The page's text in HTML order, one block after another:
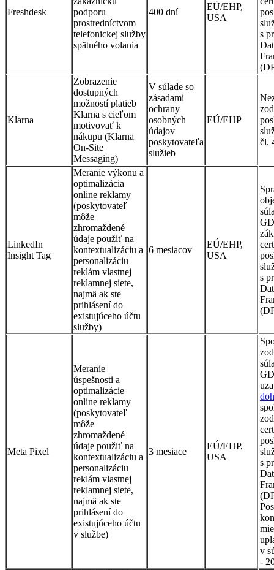
Freshdesk
podporu
prostredníctvom
telefonickej služby
spätného volania
400 dní
EÚ/EHP,
USA
s
Klarna
Zobrazenie
dostupných
možností platieb
Klarna s cieľom
motivovať k
nákupu (Klarna
On‑Site
Messaging)
V súlade so
zásadami
ochrany
osobných
údajov
poskytovateľa
služieb
EÚ/EHP
čl.
LinkedIn
Insight Tag
Meranie výkonu a
optimalizácia
online reklamy
(poskytovateľ
môže
zhromaždené
údaje použiť na
kontextualizáciu a
personalizáciu
reklám vlastnej
reklamnej siete,
najmä ak ste
prihlásení do
existujúceho účtu
služby)
6 mesiacov
EÚ/EHP,
USA
s
Meta Pixel
Meranie
úspešnosti a
optimalizácie
online reklamy
(poskytovateľ
môže
zhromaždené
údaje použiť na
kontextualizáciu a
personalizáciu
reklám vlastnej
reklamnej siete,
najmä ak ste
prihlásení do
existujúceho účtu
v službe)
3 mesiace
EÚ/EHP,
USA
s
v
-